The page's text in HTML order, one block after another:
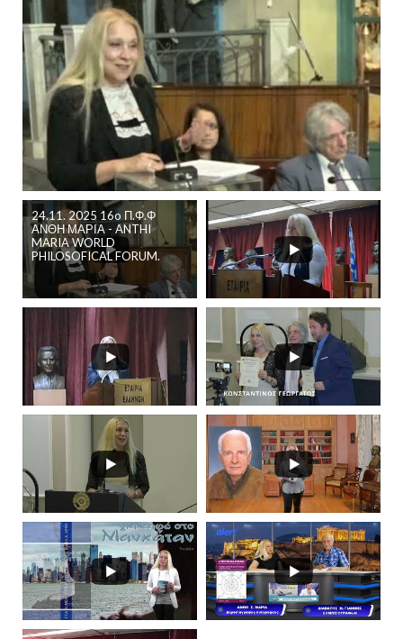
24.11. 2025 16o Π.Φ.Φ
ΑΝΘΗ ΜΑΡΙΑ - ANTHI
MARIA WORLD
PHILOSOFICAL FORUM.